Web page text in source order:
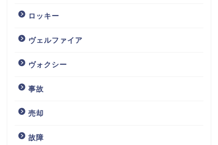
ロッキー
ヴェルファイア
ヴォクシー
事故
売却
故障